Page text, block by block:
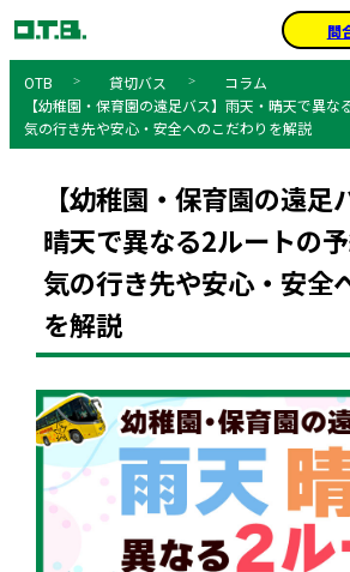
問
Home
貸切バス
コラム
【幼稚園・保育園の遠足バス】雨天・晴天で異な
気の行き先や安心・安全へのこだわりを解説
【幼稚園・保育園の遠足
晴天で異なる2ルートの
気の行き先や安心・安全
を解説